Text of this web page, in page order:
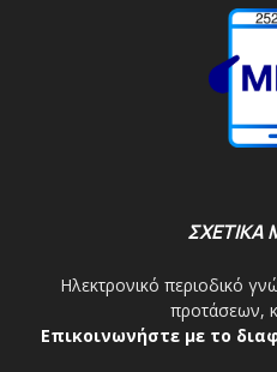
ΣΧΕΤΙΚΑ
Ηλεκτρονικό περιοδικό
προτάσεων,
Επικοινωνήστε με το